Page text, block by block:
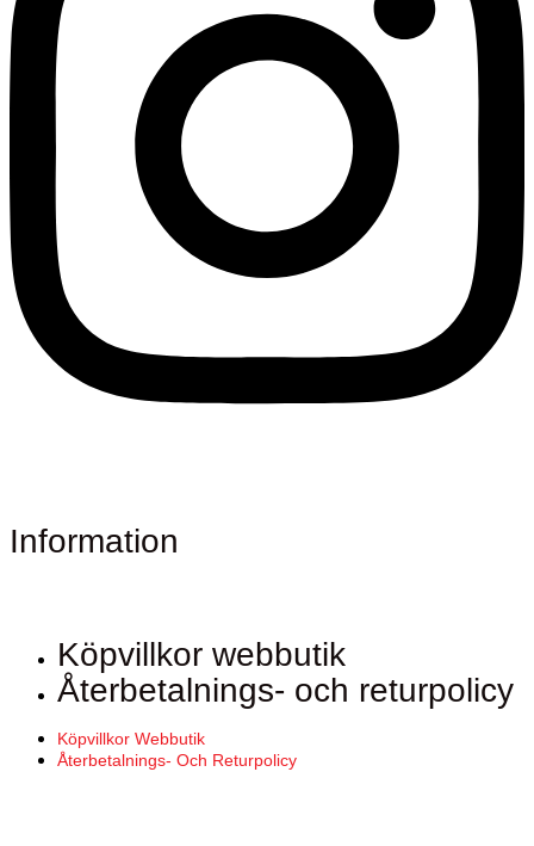
Information
Köpvillkor webbutik
Återbetalnings- och returpolicy
Köpvillkor Webbutik
Återbetalnings- Och Returpolicy